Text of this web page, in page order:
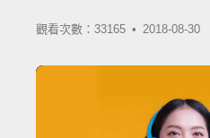
觀看次數：33165 • 2018-08-30